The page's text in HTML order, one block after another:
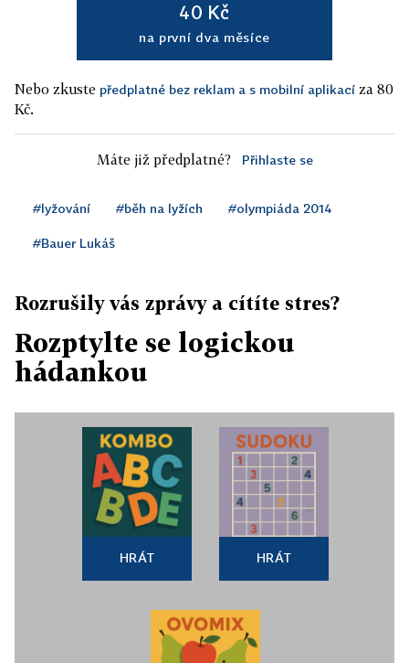
40 Kč
na první dva měsíce
Nebo zkuste předplatné bez reklam a s mobilní aplikací za 80
Kč.
Máte již předplatné? Přihlaste se
#lyžování #běh na lyžích #olympiáda 2014
#Bauer Lukáš
Rozrušily vás zprávy a cítíte stres?
Rozptylte se logickou
hádankou
HRÁT HRÁT